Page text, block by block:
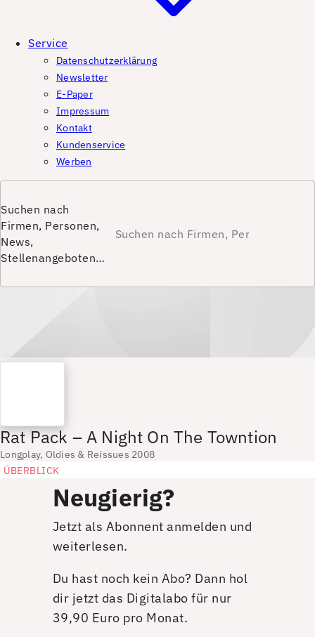
Service
Datenschutzerklärung
Newsletter
E-Paper
Impressum
Kontakt
Kundenservice
Werben
Suchen nach
Firmen, Personen,
News,
Stellenangeboten…
Rat Pack – A Night On The Towntion
Longplay, Oldies & Reissues 2008
ÜBERBLICK
Neugierig?
Jetzt als Abonnent anmelden und
weiterlesen.
Du hast noch kein Abo? Dann hol
dir jetzt das Digitalabo für nur
39,90 Euro pro Monat.